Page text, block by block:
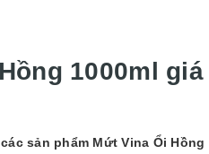
1000ml
sản phẩm Mứt Vina Ổi